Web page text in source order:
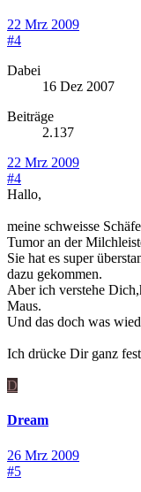
22 Mrz 2009
#4
Dabei
16 Dez 2007
Beiträge
2.137
22 Mrz 2009
#4
Hallo,
meine schweisse
Tumor an der
Sie hat es super
dazu gekommen.
Aber ich verstehe
Maus.
Und das doch was
Ich drücke Dir ganz
D
Dream
26 Mrz 2009
#5